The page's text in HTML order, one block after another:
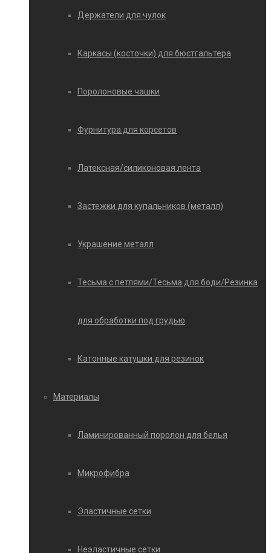
Держатели для чулок
Каркасы (косточки) для бюстгальтера
Поролоновые чашки
Фурнитура для корсетов
Латексная/силиконовая лента
Застежки для купальников (металл)
Украшение металл
Тесьма с петлями/Тесьма для боди/Резинка
для обработки под грудью
Катонные катушки для резинок
Материалы
Ламинированный поролон для белья
Микрофибра
Эластичные сетки
Неэластичные сетки